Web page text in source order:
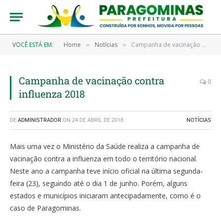
VOCÊ ESTÁ EM: Home » Notícias » Campanha de vacinação contra influenza 2018
Campanha de vacinação contra
influenza 2018
0
DE ADMINISTRADOR ON 24 DE ABRIL DE 2018 NOTÍCIAS
Mais uma vez o Ministério da Saúde realiza a campanha de
vacinação contra a influenza em todo o território nacional.
Neste ano a campanha teve início oficial na última segunda-
feira (23), seguindo até o dia 1 de junho. Porém, alguns
estados e municípios iniciaram antecipadamente, como é o
caso de Paragominas.